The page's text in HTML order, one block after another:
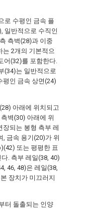
로 수평인 금속 플
일반적으로 수직인
측벽(28)과 이중
는 2개의 기본적으
어(32)를 포함한다.
(34)는 일반적으로
평인 금속 상면(24)
아래에 위치되고
벽(30) 아래에 위
장되는 봉형 측부 레
, 금속 용기(20)가 위
또는 평평한 표
. 측부 레일(38, 40)
46, 48)은 레일(38,
장치가 미끄러지
터 돌출되는 인양